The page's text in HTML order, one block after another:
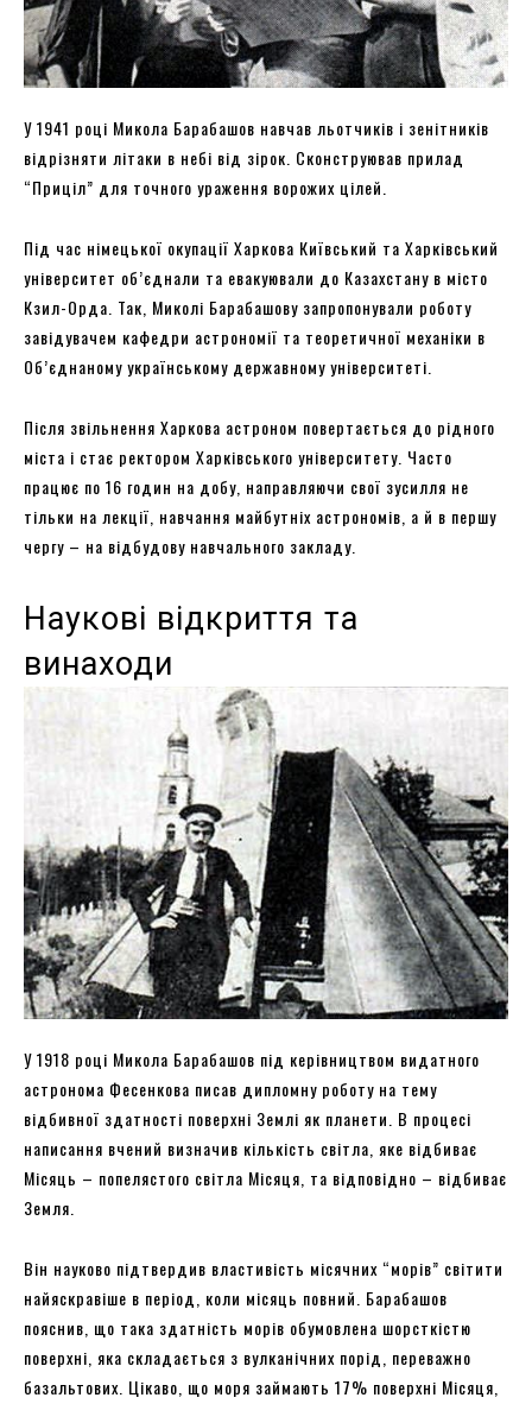
У 1941 році Микола Барабашов навчав льотчиків і зенітників
відрізняти літаки в небі від зірок. Сконструював прилад
“Приціл” для точного ураження ворожих цілей.
Під час німецької окупації Харкова Київський та Харківський
університет об’єднали та евакуювали до Казахстану в місто
Кзил-Орда. Так, Миколі Барабашову запропонували роботу
завідувачем кафедри астрономії та теоретичної механіки в
Об’єднаному українському державному університеті.
Після звільнення Харкова астроном повертається до рідного
міста і стає ректором Харківського університету. Часто
працює по 16 годин на добу, направляючи свої зусилля не
тільки на лекції, навчання майбутніх астрономів, а й в першу
чергу – на відбудову навчального закладу.
Наукові відкриття та
винаходи
У 1918 році Микола Барабашов під керівництвом видатного
астронома Фесенкова писав дипломну роботу на тему
відбивної здатності поверхні Землі як планети. В процесі
написання вчений визначив кількість світла, яке відбиває
Місяць – попелястого світла Місяця, та відповідно – відбиває
Земля.
Він науково підтвердив властивість місячних “морів” світити
найяскравіше в період, коли місяць повний. Барабашов
пояснив, що така здатність морів обумовлена шорсткістю
поверхні, яка складається з вулканічних порід, переважно
базальтових. Цікаво, що моря займають 17% поверхні Місяця,